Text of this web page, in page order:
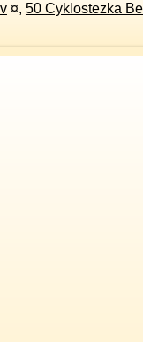
¤, 50 Cyklostezka